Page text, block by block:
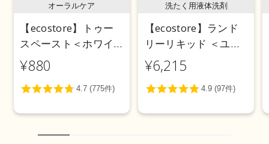
オーラルケア
【ecostore】トゥー
スペースト＜ホワイ
トニング＞ 100g
¥880
洗たく用液体洗剤
【ecostore】ランド
リーリキッド ＜ユー
カリ＞ 5L
¥6,215